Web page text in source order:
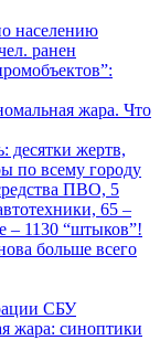
населению
ранен
жара. Что
десятки жертв,
по всему городу
ПВО, 5
65 –
– 1130 “штыков”!
больше всего
СБУ
жара: синоптики